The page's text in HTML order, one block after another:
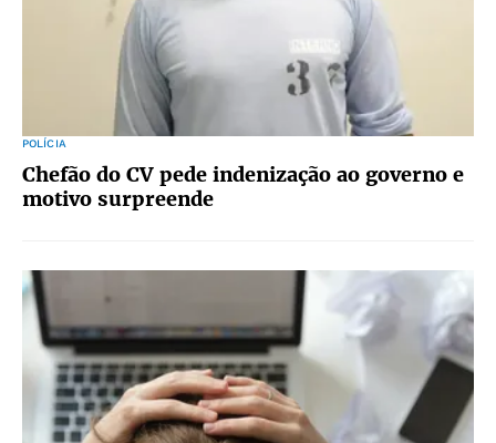
POLÍCIA
Chefão do CV pede indenização ao governo e
motivo surpreende